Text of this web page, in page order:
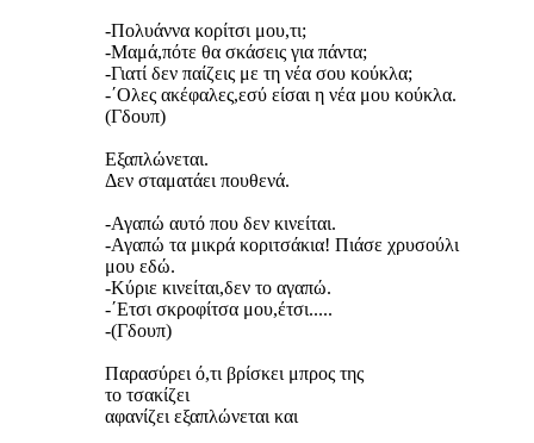
-Πολυάννα κορίτσι μου,τι;
-Mαμά,πότε θα σκάσεις για πάντα;
-Γιατί δεν παίζεις με τη νέα σου κούκλα;
-΄Ολες ακέφαλες,εσύ είσαι η νέα μου κούκλα.
(Γδουπ)
Εξαπλώνεται.
Δεν σταματάει πουθενά.
-Αγαπώ αυτό που δεν κινείται.
-Αγαπώ τα μικρά κοριτσάκια! Πιάσε χρυσούλι
μου εδώ.
-Κύριε κινείται,δεν το αγαπώ.
-΄Ετσι σκροφίτσα μου,έτσι.....
-(Γδουπ)
Παρασύρει ό,τι βρίσκει μπρος της
το τσακίζει
αφανίζει εξαπλώνεται και